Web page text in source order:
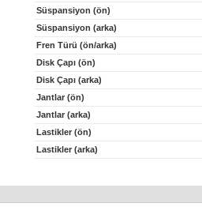
Süspansiyon (ön)
Süspansiyon (arka)
Fren Türü (ön/arka)
Disk Çapı (ön)
Disk Çapı (arka)
Jantlar (ön)
Jantlar (arka)
Lastikler (ön)
Lastikler (arka)